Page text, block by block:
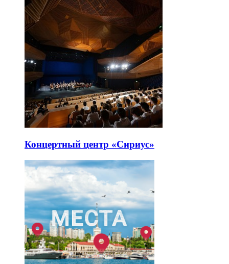
Концертный центр «Сириус»